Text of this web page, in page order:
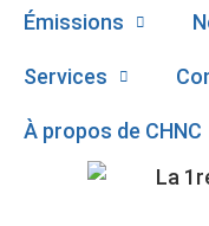
Émissions
Services
À propos de CHNC